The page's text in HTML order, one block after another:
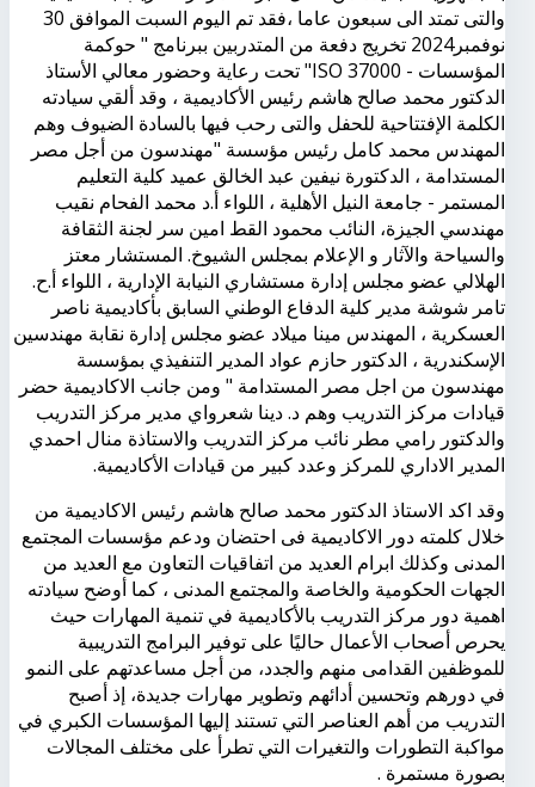
والتى تمتد الى سبعون عاما ،فقد تم اليوم السبت الموافق 30
نوفمبر2024 تخريج دفعة من المتدربين ببرنامج " حوكمة
المؤسسات - ISO 37000" تحت رعاية وحضور معالي الأستاذ
الدكتور محمد صالح هاشم رئيس الأكاديمية ، وقد ألقي سيادته
الكلمة الإفتتاحية للحفل والتى رحب فيها بالسادة الضيوف وهم
المهندس محمد كامل رئيس مؤسسة "مهندسون من أجل مصر
المستدامة ، الدكتورة نيفين عبد الخالق عميد كلية التعليم
المستمر - جامعة النيل الأهلية ، اللواء أ.د محمد الفحام نقيب
مهندسي الجيزة، النائب محمود القط امين سر لجنة الثقافة
والسياحة والآثار و الإعلام بمجلس الشيوخ. المستشار معتز
الهلالي عضو مجلس إدارة مستشاري النيابة الإدارية ، اللواء أ.ح.
تامر شوشة مدير كلية الدفاع الوطني السابق بأكاديمية ناصر
العسكرية ، المهندس مينا ميلاد عضو مجلس إدارة نقابة مهندسين
الإسكندرية ، الدكتور حازم عواد المدير التنفيذي بمؤسسة
مهندسون من اجل مصر المستدامة " ومن جانب الاكاديمية حضر
قيادات مركز التدريب وهم د. دينا شعرواي مدير مركز التدريب
والدكتور رامي مطر نائب مركز التدريب والاستاذة منال احمدي
المدير الاداري للمركز وعدد كبير من قيادات الأكاديمية.
وقد اكد الاستاذ الدكتور محمد صالح هاشم رئيس الاكاديمية من
خلال كلمته دور الاكاديمية فى احتضان ودعم مؤسسات المجتمع
المدنى وكذلك ابرام العديد من اتفاقيات التعاون مع العديد من
الجهات الحكومية والخاصة والمجتمع المدنى ، كما أوضح سيادته
اهمية دور مركز التدريب بالأكاديمية في تنمية المهارات حيث
يحرص أصحاب الأعمال حاليًا على توفير البرامج التدريبية
للموظفين القدامى منهم والجدد، من أجل مساعدتهم على النمو
في دورهم وتحسين أدائهم وتطوير مهارات جديدة، إذ أصبح
التدريب من أهم العناصر التي تستند إليها المؤسسات الكبري في
مواكبة التطورات والتغيرات التي تطرأ على مختلف المجالات
بصورة مستمرة .